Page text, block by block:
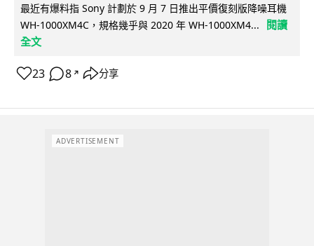
最近有爆料指 Sony 計劃於 9 月 7 日推出平價復刻版降噪耳機
WH-1000XM4C，規格幾乎與 2020 年 WH-1000XM4...
閱讀
全文
23 8 ↗ 分享
ADVERTISEMENT